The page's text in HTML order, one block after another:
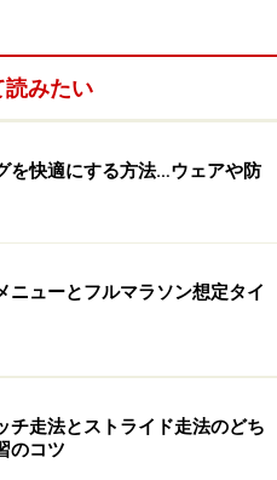
再開発システムが名付けて
サイズ」とは「リラクゼー
の合成語。体をリラックス
力つけてパフォーマンスを
しかも、顔をしかめること
方法なのだとか。いいです
！」とばかりに、荒川市民
ラソンで完走……を狙ってい
担当編集者と、新田さんが
読みたい
を快適にする方法…ウェアや防
ニューとフルマラソン想定タイ
チ走法とストライド走法のどち
のコツ